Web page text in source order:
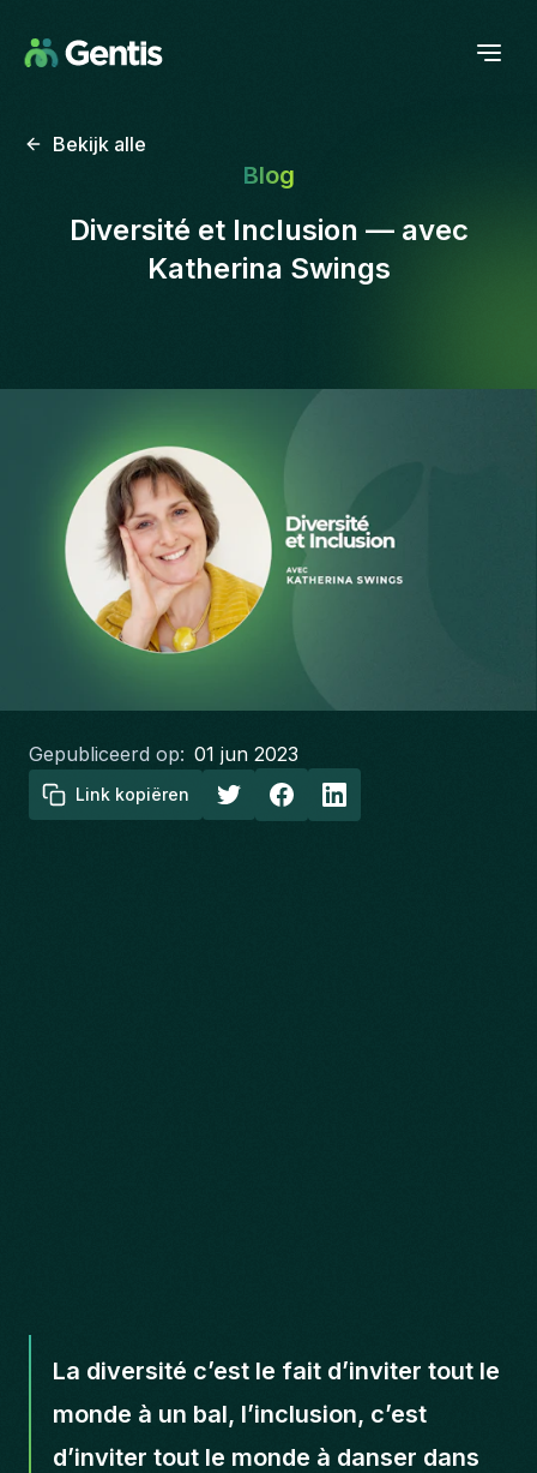
Bekijk alle
Blog
Diversité et Inclusion — avec
Katherina Swings
Gepubliceerd op: 01 jun 2023
Link kopiëren
La diversité c’est le fait d’inviter tout le
monde à un bal, l’inclusion, c’est
d’inviter tout le monde à danser dans